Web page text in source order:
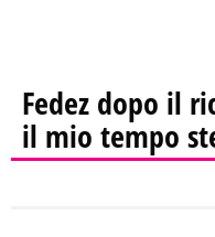
Fedez dopo il
il mio tempo